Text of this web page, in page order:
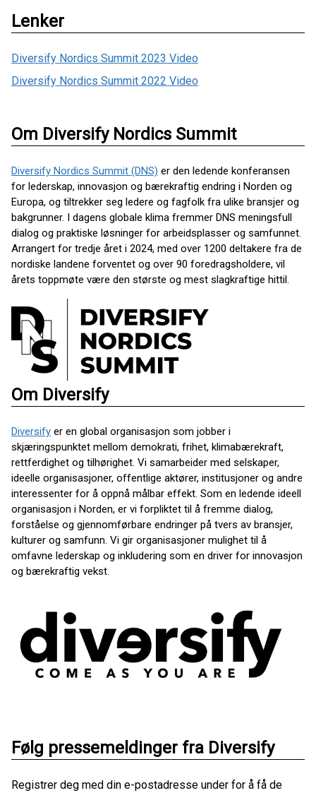
Lenker
Diversify Nordics Summit 2023 Video
Diversify Nordics Summit 2022 Video
Om Diversify Nordics Summit
Diversify Nordics Summit (DNS) er den ledende konferansen
for lederskap, innovasjon og bærekraftig endring i Norden og
Europa, og tiltrekker seg ledere og fagfolk fra ulike bransjer og
bakgrunner. I dagens globale klima fremmer DNS meningsfull
dialog og praktiske løsninger for arbeidsplasser og samfunnet.
Arrangert for tredje året i 2024, med over 1200 deltakere fra de
nordiske landene forventet og over 90 foredragsholdere, vil
årets toppmøte være den største og mest slagkraftige hittil.
Om Diversify
Diversify er en global organisasjon som jobber i
skjæringspunktet mellom demokrati, frihet, klimabærekraft,
rettferdighet og tilhørighet. Vi samarbeider med selskaper,
ideelle organisasjoner, offentlige aktører, institusjoner og andre
interessenter for å oppnå målbar effekt. Som en ledende ideell
organisasjon i Norden, er vi forpliktet til å fremme dialog,
forståelse og gjennomførbare endringer på tvers av bransjer,
kulturer og samfunn. Vi gir organisasjoner mulighet til å
omfavne lederskap og inkludering som en driver for innovasjon
og bærekraftig vekst.
Følg pressemeldinger fra Diversify
Registrer deg med din e-postadresse under for å få de